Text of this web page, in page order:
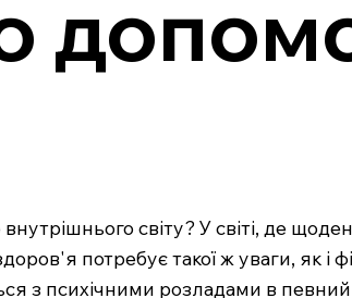
світу? У світі, де
потребує такої ж уваги, як і
з психічними розладами в